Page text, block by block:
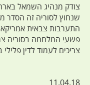
צודק מנהיג השמאל
שנחוץ לסוריה זה הסדר
התערבות צבאית
פשעי המלחמה בסוריה
צריכים לעמוד לדין
11.04.18